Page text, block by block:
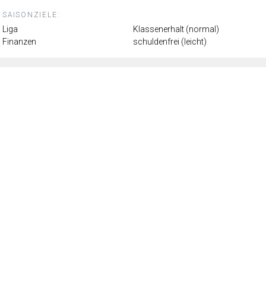
SAISONZIELE:
Liga
Klassenerhalt (normal)
Finanzen
schuldenfrei (leicht)